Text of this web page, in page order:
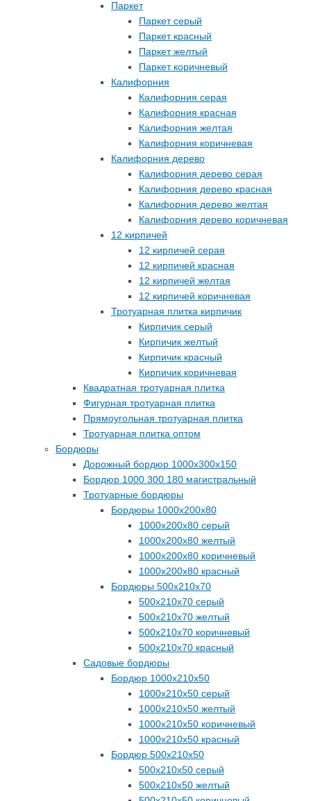
Паркет
Паркет серый
Паркет красный
Паркет желтый
Паркет коричневый
Калифорния
Калифорния серая
Калифорния красная
Калифорния желтая
Калифорния коричневая
Калифорния дерево
Калифорния дерево серая
Калифорния дерево красная
Калифорния дерево желтая
Калифорния дерево коричневая
12 кирпичей
12 кирпичей серая
12 кирпичей красная
12 кирпичей желтая
12 кирпичей коричневая
Тротуарная плитка кирпичик
Кирпичик серый
Кирпичик желтый
Кирпичик красный
Кирпичик коричневая
Квадратная тротуарная плитка
Фигурная тротуарная плитка
Прямоугольная тротуарная плитка
Тротуарная плитка оптом
Бордюры
Дорожный бордюр 1000х300х150
Бордюр 1000 300 180 магистральный
Тротуарные бордюры
Бордюры 1000х200х80
1000х200х80 серый
1000х200х80 желтый
1000х200х80 коричневый
1000х200х80 красный
Бордюры 500х210х70
500х210х70 серый
500х210х70 желтый
500х210х70 коричневый
500х210х70 красный
Садовые бордюры
Бордюр 1000х210х50
1000х210х50 серый
1000х210х50 желтый
1000х210х50 коричневый
1000х210х50 красный
Бордюр 500х210х50
500х210х50 серый
500х210х50 желтый